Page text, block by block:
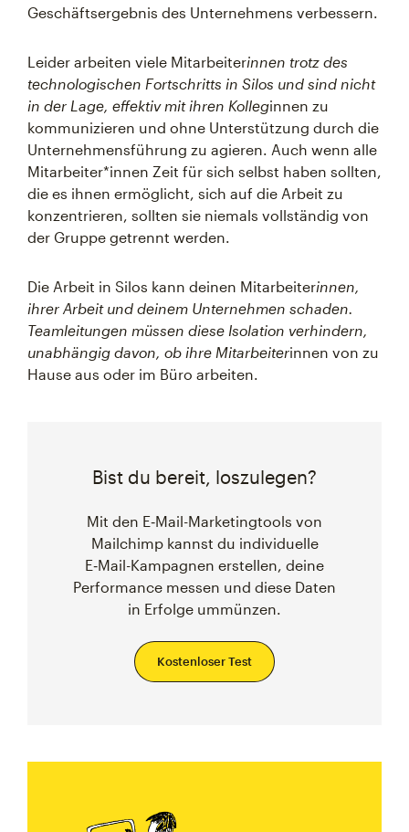
Geschäftsergebnis des Unternehmens verbessern.
Leider arbeiten viele Mitarbeiterinnen trotz des
technologischen Fortschritts in Silos und sind nicht
in der Lage, effektiv mit ihren Kolleginnen zu
kommunizieren und ohne Unterstützung durch die
Unternehmensführung zu agieren. Auch wenn alle
Mitarbeiter*innen Zeit für sich selbst haben sollten,
die es ihnen ermöglicht, sich auf die Arbeit zu
konzentrieren, sollten sie niemals vollständig von
der Gruppe getrennt werden.
Die Arbeit in Silos kann deinen Mitarbeiterinnen,
ihrer Arbeit und deinem Unternehmen schaden.
Teamleitungen müssen diese Isolation verhindern,
unabhängig davon, ob ihre Mitarbeiterinnen von zu
Hause aus oder im Büro arbeiten.
Bist du bereit, loszulegen?
Mit den E‑Mail-Marketingtools von
Mailchimp kannst du individuelle
E‑Mail-Kampagnen erstellen, deine
Performance messen und diese Daten
in Erfolge ummünzen.
Kostenloser Test